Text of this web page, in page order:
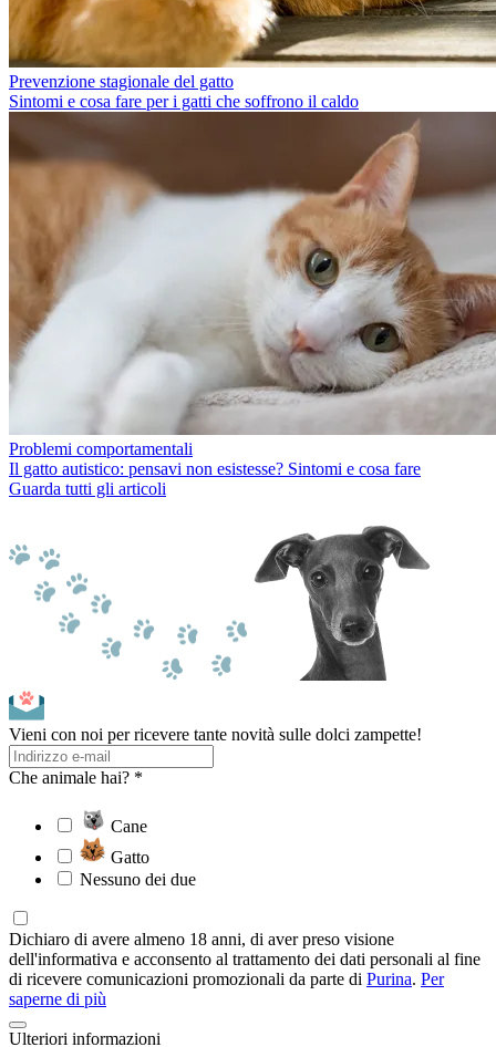
Prevenzione stagionale del gatto
Sintomi e cosa fare per i gatti che soffrono il caldo
Problemi comportamentali
Il gatto autistico: pensavi non esistesse? Sintomi e cosa fare
Guarda tutti gli articoli
Vieni con noi per ricevere tante novità sulle dolci zampette!
Che animale hai? *
Cane
Gatto
Nessuno dei due
Dichiaro di avere almeno 18 anni, di aver preso visione
dell'informativa e acconsento al trattamento dei dati personali al fine
di ricevere comunicazioni promozionali da parte di Purina. Per
saperne di più
Ulteriori informazioni